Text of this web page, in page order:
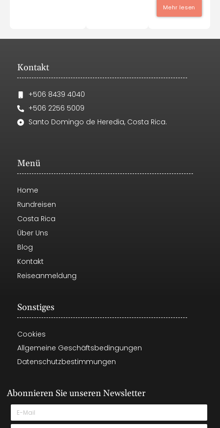
Mehr lesen
Kontakt
+506 8439 4040
+506 2256 5009
Santo Domingo de Heredia, Costa Rica.
Menü
Home
Rundreisen
Costa Rica
Über Uns
Blog
Kontakt
Reiseanmeldung
Sonstiges
Cookies
Allgemeine Geschäftsbedingungen
Datenschutzbestimmungen
Abonnieren Sie unseren Newsletter